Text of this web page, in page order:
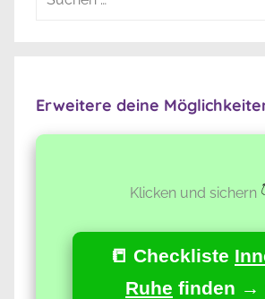
Erweitere deine
Klicken und sichern
📒 Checkliste
Ruhe finden →